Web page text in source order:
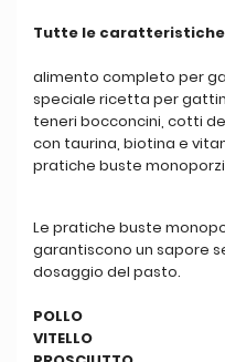
Tutte le caratteristiche
alimento completo per
speciale ricetta per
teneri bocconcini, cotti
con taurina, biotina e
pratiche buste
Le pratiche buste
garantiscono un sapore
dosaggio del pasto.
POLLO
VITELLO